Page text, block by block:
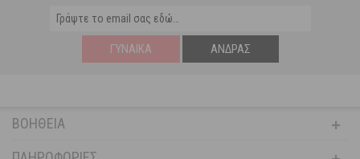
ΓΥΝΑΊΚΑ ΆΝΔΡΑΣ
ΒΟΉΘΕΙΑ